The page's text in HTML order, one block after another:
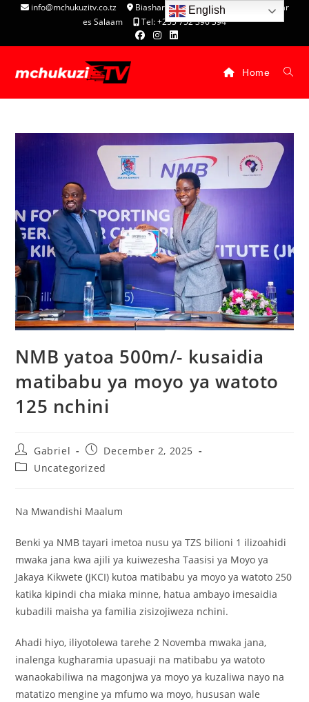
info@mchukuzitv.co.tz
Biashara Complex - P.O. Box 25074, Dar
es Salaam
Tel: +255 752 396 394
Home
NMB yatoa 500m/- kusaidia
matibabu ya moyo ya watoto
125 nchini
Gabriel
December 2, 2025
Uncategorized
Na Mwandishi Maalum
Benki ya NMB tayari imetoa nusu ya TZS bilioni 1 ilizoahidi
mwaka jana kwa ajili ya kuiwezesha Taasisi ya Moyo ya
Jakaya Kikwete (JKCI) kutoa matibabu ya moyo ya watoto 250
katika kipindi cha miaka minne, hatua ambayo imesaidia
kubadili maisha ya familia zisizojiweza nchini.
Ahadi hiyo, iliyotolewa tarehe 2 Novemba mwaka jana,
inalenga kugharamia upasuaji na matibabu ya watoto
wanaokabiliwa na magonjwa ya moyo ya kuzaliwa nayo na
matatizo mengine ya mfumo wa moyo, hususan wale
English